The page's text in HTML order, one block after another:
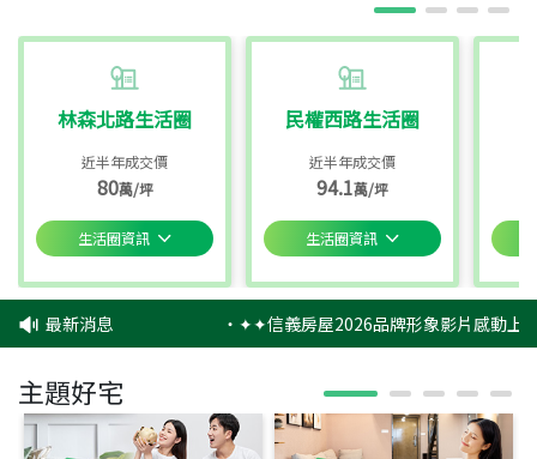
林森北路生活圈
近半年成交價
80萬/坪
生活圈資訊
民權西路生活圈
近半年成交價
94.1萬/坪
生活圈資訊
最新消息 ‧✦✦信義房屋2026品牌形象影片感動上
主題好宅